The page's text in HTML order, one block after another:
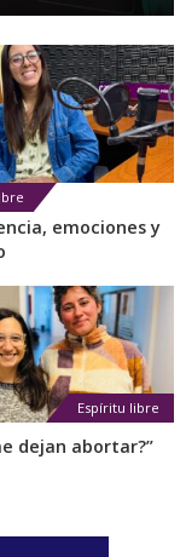
emociones y
Espíritu libre
dejan abortar?”